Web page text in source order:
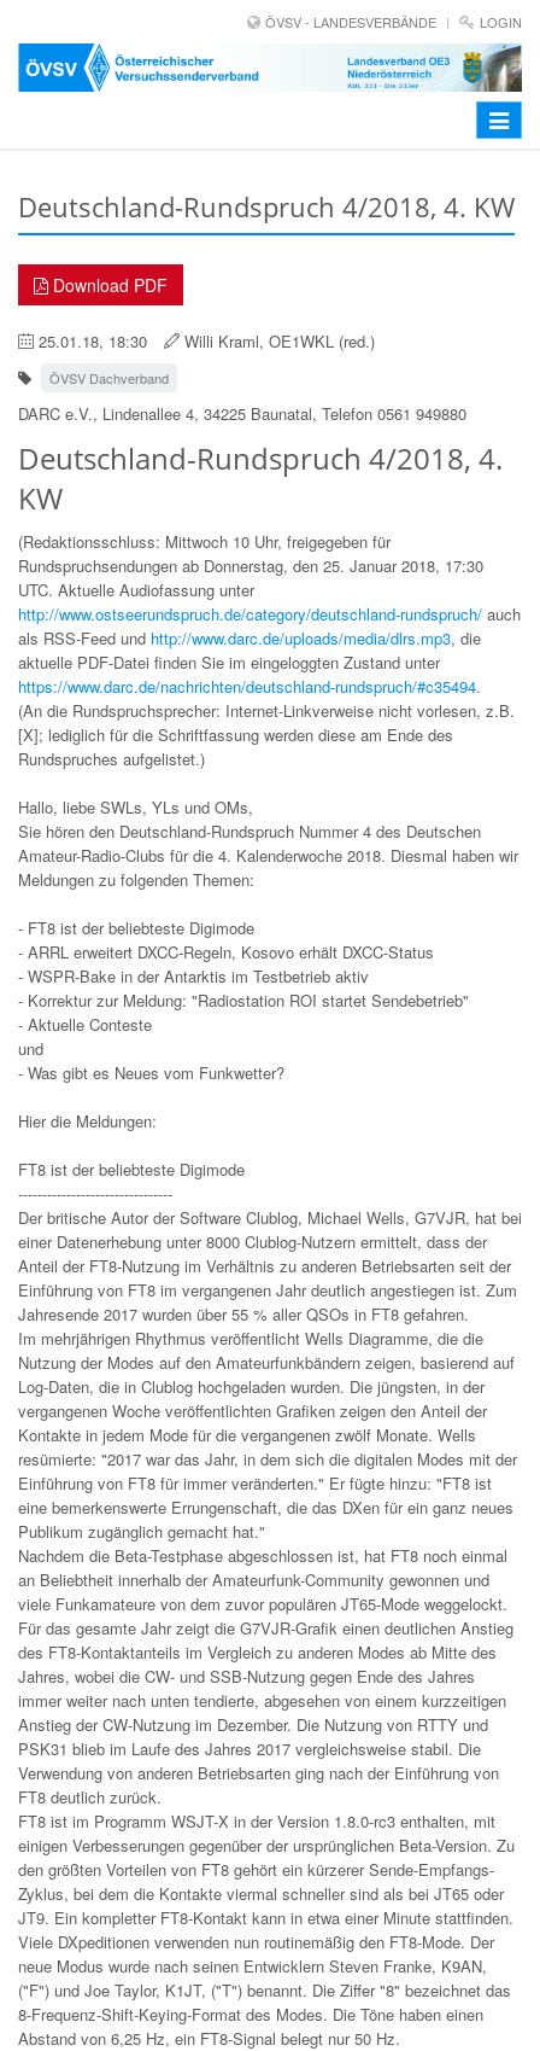
ÖVSV - LANDESVERBÄNDE LOGIN
Toggle
Deutschland-Rundspruch 4/2018, 4. KW
Download PDF
25.01.18, 18:30 Willi Kraml, OE1WKL (red.)
ÖVSV Dachverband
DARC e.V., Lindenallee 4, 34225 Baunatal, Telefon 0561 949880
Deutschland-Rundspruch 4/2018, 4.
KW
(Redaktionsschluss: Mittwoch 10 Uhr, freigegeben für
Rundspruchsendungen ab Donnerstag, den 25. Januar 2018, 17:30
UTC. Aktuelle Audiofassung unter
http://www.ostseerundspruch.de/category/deutschland-rundspruch/ auch
als RSS-Feed und http://www.darc.de/uploads/media/dlrs.mp3, die
aktuelle PDF-Datei finden Sie im eingeloggten Zustand unter
https://www.darc.de/nachrichten/deutschland-rundspruch/#c35494.
(An die Rundspruchsprecher: Internet-Linkverweise nicht vorlesen, z.B.
[X]; lediglich für die Schriftfassung werden diese am Ende des
Rundspruches aufgelistet.)
Hallo, liebe SWLs, YLs und OMs,
Sie hören den Deutschland-Rundspruch Nummer 4 des Deutschen
Amateur-Radio-Clubs für die 4. Kalenderwoche 2018. Diesmal haben wir
Meldungen zu folgenden Themen:
- FT8 ist der beliebteste Digimode
- ARRL erweitert DXCC-Regeln, Kosovo erhält DXCC-Status
- WSPR-Bake in der Antarktis im Testbetrieb aktiv
- Korrektur zur Meldung: "Radiostation ROI startet Sendebetrieb"
- Aktuelle Conteste
und
- Was gibt es Neues vom Funkwetter?
Hier die Meldungen:
FT8 ist der beliebteste Digimode
--------------------------------
Der britische Autor der Software Clublog, Michael Wells, G7VJR, hat bei
einer Datenerhebung unter 8000 Clublog-Nutzern ermittelt, dass der
Anteil der FT8-Nutzung im Verhältnis zu anderen Betriebsarten seit der
Einführung von FT8 im vergangenen Jahr deutlich angestiegen ist. Zum
Jahresende 2017 wurden über 55 % aller QSOs in FT8 gefahren.
Im mehrjährigen Rhythmus veröffentlicht Wells Diagramme, die die
Nutzung der Modes auf den Amateurfunkbändern zeigen, basierend auf
Log-Daten, die in Clublog hochgeladen wurden. Die jüngsten, in der
vergangenen Woche veröffentlichten Grafiken zeigen den Anteil der
Kontakte in jedem Mode für die vergangenen zwölf Monate. Wells
resümierte: "2017 war das Jahr, in dem sich die digitalen Modes mit der
Einführung von FT8 für immer veränderten." Er fügte hinzu: "FT8 ist
eine bemerkenswerte Errungenschaft, die das DXen für ein ganz neues
Publikum zugänglich gemacht hat."
Nachdem die Beta-Testphase abgeschlossen ist, hat FT8 noch einmal
an Beliebtheit innerhalb der Amateurfunk-Community gewonnen und
viele Funkamateure von dem zuvor populären JT65-Mode weggelockt.
Für das gesamte Jahr zeigt die G7VJR-Grafik einen deutlichen Anstieg
des FT8-Kontaktanteils im Vergleich zu anderen Modes ab Mitte des
Jahres, wobei die CW- und SSB-Nutzung gegen Ende des Jahres
immer weiter nach unten tendierte, abgesehen von einem kurzzeitigen
Anstieg der CW-Nutzung im Dezember. Die Nutzung von RTTY und
PSK31 blieb im Laufe des Jahres 2017 vergleichsweise stabil. Die
Verwendung von anderen Betriebsarten ging nach der Einführung von
FT8 deutlich zurück.
FT8 ist im Programm WSJT-X in der Version 1.8.0-rc3 enthalten, mit
einigen Verbesserungen gegenüber der ursprünglichen Beta-Version. Zu
den größten Vorteilen von FT8 gehört ein kürzerer Sende-Empfangs-
Zyklus, bei dem die Kontakte viermal schneller sind als bei JT65 oder
JT9. Ein kompletter FT8-Kontakt kann in etwa einer Minute stattfinden.
Viele DXpeditionen verwenden nun routinemäßig den FT8-Mode. Der
neue Modus wurde nach seinen Entwicklern Steven Franke, K9AN,
("F") und Joe Taylor, K1JT, ("T") benannt. Die Ziffer "8" bezeichnet das
8-Frequenz-Shift-Keying-Format des Modes. Die Töne haben einen
Abstand von 6,25 Hz, ein FT8-Signal belegt nur 50 Hz.